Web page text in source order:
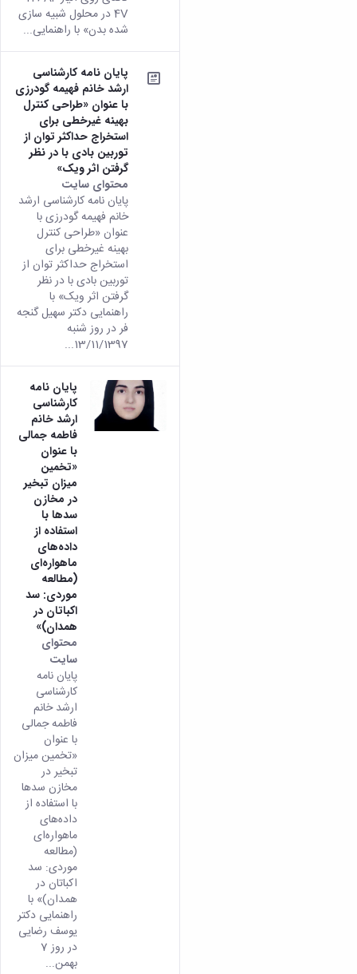
4V در محلول شبیه سازی
شده بدن» با راهنمایی...
پایان نامه کارشناسی
ارشد خانم فهیمه گودرزی
با عنوان «طراحی کنترل
بهینه غیرخطی برای
استخراج حداکثر توان از
توربین بادی با در نظر
گرفتن اثر ویک»
محتوای سایت
پایان نامه کارشناسی ارشد
خانم فهیمه گودرزی با
عنوان «طراحی کنترل
بهینه غیرخطی برای
استخراج حداکثر توان از
توربین بادی با در نظر
گرفتن اثر ویک» با
راهنمایی دکتر سهیل گنجه
فر در روز شنبه
13/11/1397...
پایان نامه
کارشناسی
ارشد خانم
فاطمه جمالی
با عنوان
«تخمین
میزان تبخیر
در مخازن
سدها با
استفاده از
داده‌های
ماهواره‌ای
(مطالعه
موردی: سد
اکباتان در
همدان)»
محتوای
سایت
پایان نامه
کارشناسی
ارشد خانم
فاطمه جمالی
با عنوان
«تخمین میزان
تبخیر در
مخازن سدها
با استفاده از
داده‌های
ماهواره‌ای
(مطالعه
موردی: سد
اکباتان در
همدان)» با
راهنمایی دکتر
یوسف رضایی
در روز 7
بهمن...